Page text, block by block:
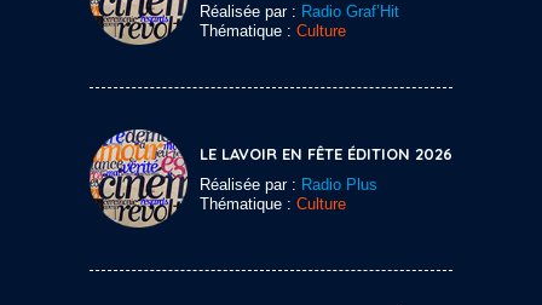
Réalisée par : Radio Graf’Hit
Thématique : Culture
LE LAVOIR EN FÊTE ÉDITION 2026
Réalisée par : Radio Plus
Thématique : Culture